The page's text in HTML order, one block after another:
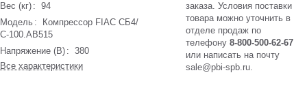
Вес (кг) : 94
Модель :
Компрессор FIAC СБ4/
С-100.АВ515
Напряжение (В) : 380
Все характеристики
заказа. Условия поставки
товара можно уточнить в
отделе продаж по
телефону 8-800-500-62-67
или написать на почту
sale@pbi-spb.ru.